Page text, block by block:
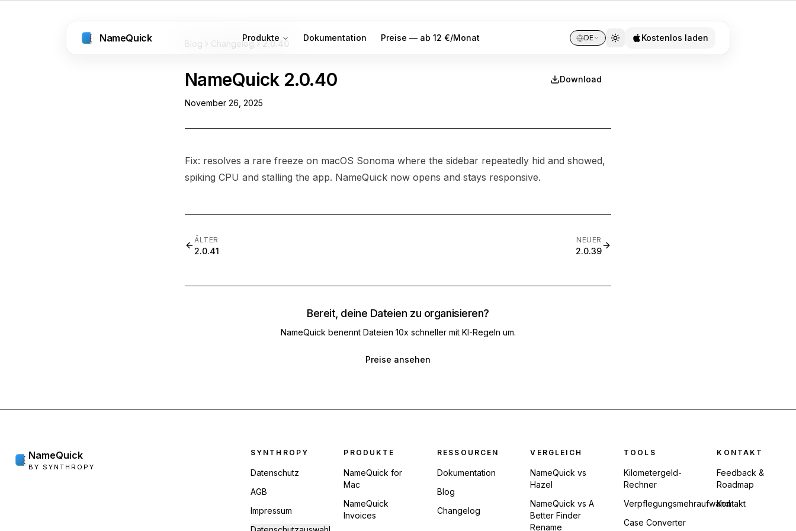
NameQuick Produkte Dokumentation Preise — ab 12 €/Monat DE Kostenlos laden
Blog Changelog 2.0.40
NameQuick 2.0.40
November 26, 2025
Download
Fix: resolves a rare freeze on macOS Sonoma where the sidebar repeatedly hid and showed,
spiking CPU and stalling the app. NameQuick now opens and stays responsive.
ÄLTER
2.0.41
NEUER
2.0.39
Bereit, deine Dateien zu organisieren?
NameQuick benennt Dateien 10x schneller mit KI-Regeln um.
Preise ansehen
NameQuick
BY SYNTHROPY
Footer Navigation
SYNTHROPY
Datenschutz
AGB
Impressum
PRODUKTE
NameQuick for
Mac
NameQuick
Invoices
RESSOURCEN
Dokumentation
Blog
Changelog
VERGLEICH
NameQuick vs
Hazel
NameQuick vs A
Better Finder
Rename
TOOLS
Kilometergeld-
Rechner
Verpflegungsmehraufwand
Case Converter
KONTAKT
Feedback &
Roadmap
Kontakt